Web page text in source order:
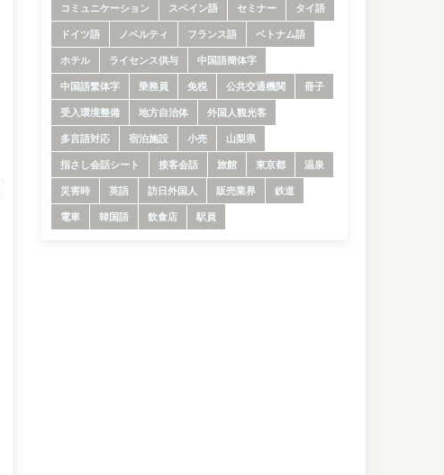
コミュニケーション
スペイン語 セミナー
タイ語
ドイツ語
ノベルティ フランス語
ベトナム語
ホテル
ライセンス供与
中国語簡体字
中国語繁体字
乗務員 免税 公共交通機関
冊子
受入環境整備
地方自治体
外国人観光客
多言語対応
宿泊施設 小売
山梨県
指さし会話シート
接客会話 旅館 東京都
温泉
災害時
英語 訪日外国人 販売業界
鉄道
電車
韓国語 飲食店 駅員